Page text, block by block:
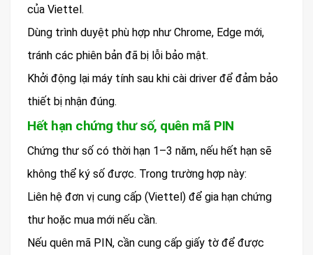
của Viettel.
Dùng trình duyệt phù hợp như Chrome, Edge mới,
tránh các phiên bản đã bị lỗi bảo mật.
Khởi động lại máy tính sau khi cài driver để đảm bảo
thiết bị nhận đúng.
Hết hạn chứng thư số, quên mã PIN
Chứng thư số có thời hạn 1–3 năm, nếu hết hạn sẽ
không thể ký số được. Trong trường hợp này:
Liên hệ đơn vị cung cấp (Viettel) để gia hạn chứng
thư hoặc mua mới nếu cần.
Nếu quên mã PIN, cần cung cấp giấy tờ để được